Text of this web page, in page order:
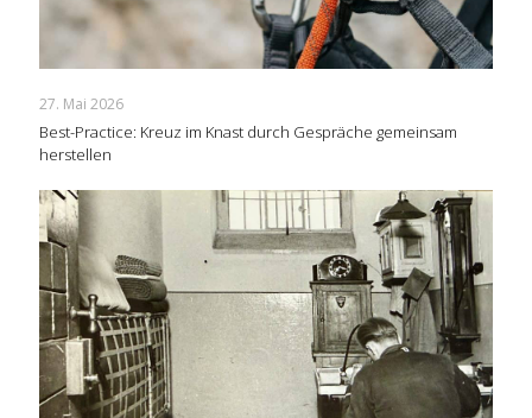
27. Mai 2026
Best-Practice: Kreuz im Knast durch Gespräche gemeinsam
herstellen